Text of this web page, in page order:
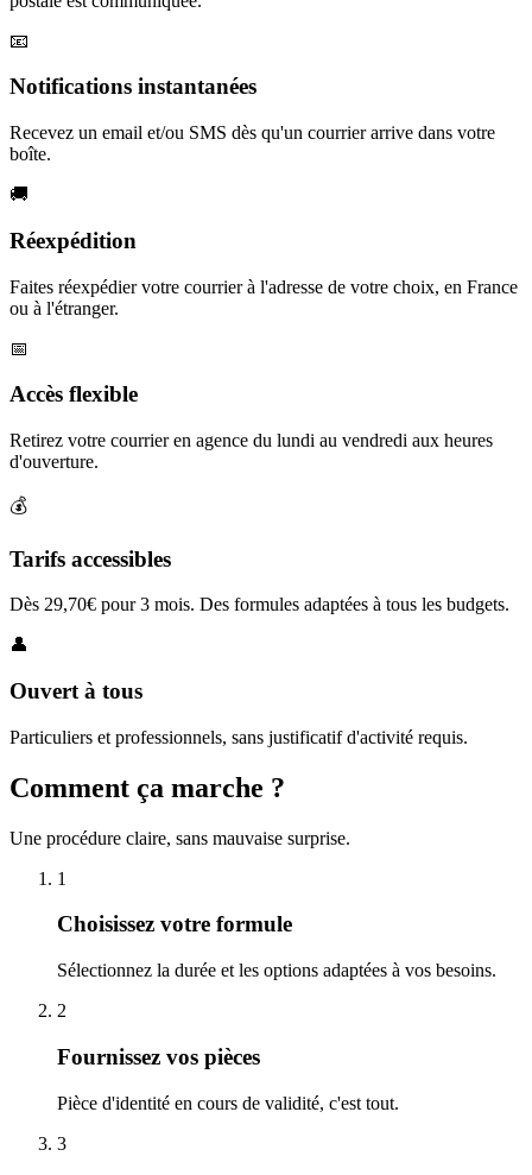
📧
Notifications instantanées
Recevez un email et/ou SMS dès qu'un courrier arrive dans votre
boîte.
🚚
Réexpédition
Faites réexpédier votre courrier à l'adresse de votre choix, en France
ou à l'étranger.
📅
Accès flexible
Retirez votre courrier en agence du lundi au vendredi aux heures
d'ouverture.
💰
Tarifs accessibles
Dès 29,70€ pour 3 mois. Des formules adaptées à tous les budgets.
👤
Ouvert à tous
Particuliers et professionnels, sans justificatif d'activité requis.
Comment ça marche ?
Une procédure claire, sans mauvaise surprise.
1
Choisissez votre formule
Sélectionnez la durée et les options adaptées à vos besoins.
2
Fournissez vos pièces
Pièce d'identité en cours de validité, c'est tout.
3